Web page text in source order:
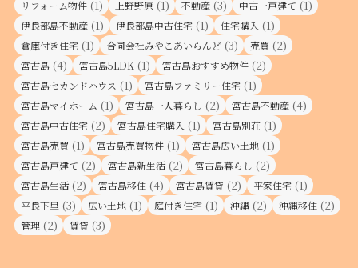
リフォーム物件 (1) 上野野原 (1) 不動産 (3) 中古一戸建て (1)
伊良部島不動産 (1) 伊良部島中古住宅 (1) 住宅購入 (1)
倉庫付き住宅 (1) 合同会社みやこあいらんど (3) 売買 (2)
宮古島 (4) 宮古島5LDK (1) 宮古島おすすめ物件 (2)
宮古島セカンドハウス (1) 宮古島ファミリー住宅 (1)
宮古島マイホーム (1) 宮古島一人暮らし (2) 宮古島不動産 (4)
宮古島中古住宅 (2) 宮古島住宅購入 (1) 宮古島別荘 (1)
宮古島売買 (1) 宮古島売買物件 (1) 宮古島広い土地 (1)
宮古島戸建て (2) 宮古島新生活 (2) 宮古島暮らし (2)
宮古島生活 (2) 宮古島移住 (4) 宮古島賃貸 (2) 平家住宅 (1)
平良下里 (3) 広い土地 (1) 庭付き住宅 (1) 沖縄 (2) 沖縄移住 (2)
管理 (2) 賃貸 (3)